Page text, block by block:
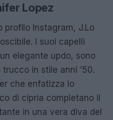
Lopez
profilo Instagram, J.Lo
I suoi capelli
elegante updo, sono
in stile anni ’50.
che enfatizza lo
di cipria completano il
in una vera diva del